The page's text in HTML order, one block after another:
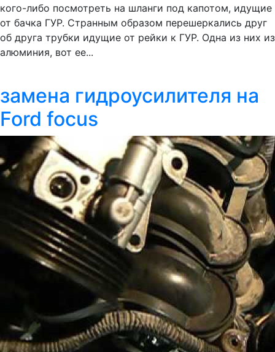
кого-либо посмотреть на шланги под капотом, идущие
от бачка ГУР. Странным образом перешеркались друг
об друга трубки идущие от рейки к ГУР. Одна из них из
алюминия, вот ее...
замена гидроусилителя на
Ford focus